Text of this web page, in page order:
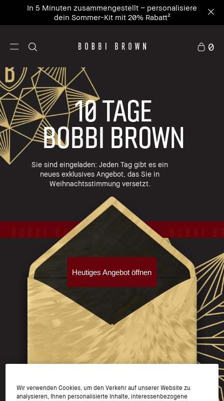
In 5 Minuten zusammengestellt – personalisiere
dein Sommer-Kit mit 20% Rabatt²
0
10 Tage
Bobbi Brown
Sie sind eingeladen: Jeden Tag gibt es ein
neues exklusives Angebot, das Sie in
Weihnachtsstimmung versetzt.
Wir verwenden Cookies, um den Verkehr auf unserer Website zu
analysieren, Ihnen personalisierte Inhalte, interessenbezogene